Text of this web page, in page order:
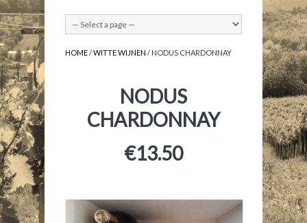
HOME/WITTE WIJNEN / NODUS CHARDONNAY
NODUS
CHARDONNAY
€13.50